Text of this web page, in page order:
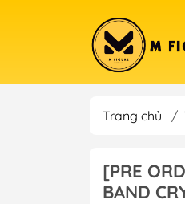
Trang chủ /
[PRE
BAND